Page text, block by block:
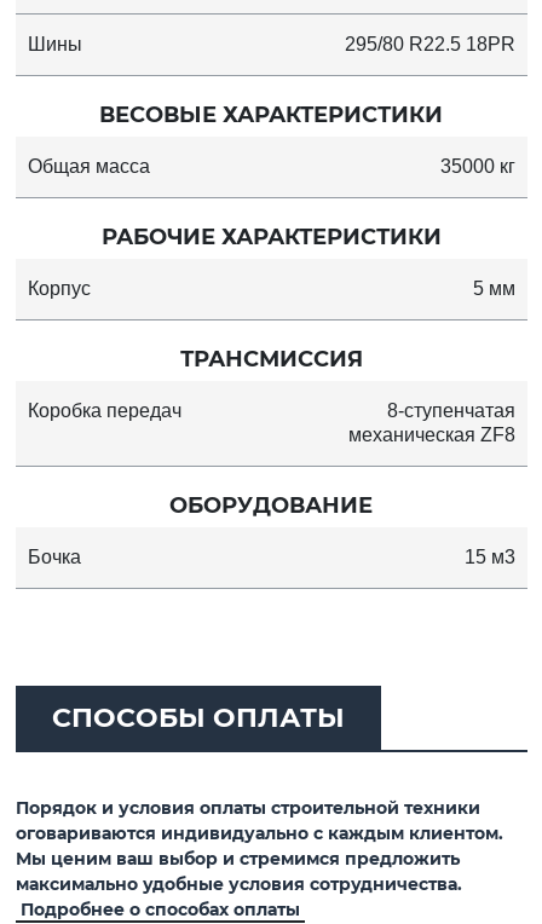
Шины 295/80 R22.5 18PR
ВЕСОВЫЕ ХАРАКТЕРИСТИКИ
Общая масса 35000 кг
РАБОЧИЕ ХАРАКТЕРИСТИКИ
Корпус 5 мм
ТРАНСМИССИЯ
Коробка передач
8-ступенчатая
механическая ZF8
ОБОРУДОВАНИЕ
Бочка 15 м3
СПОСОБЫ ОПЛАТЫ
Порядок и условия оплаты строительной техники
оговариваются индивидуально с каждым клиентом.
Мы ценим ваш выбор и стремимся предложить
максимально удобные условия сотрудничества.
Подробнее о способах оплаты